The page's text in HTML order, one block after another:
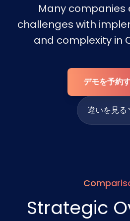
Many companies
challenges with
and complexity in
デモを予約
違いを見る
Strategic